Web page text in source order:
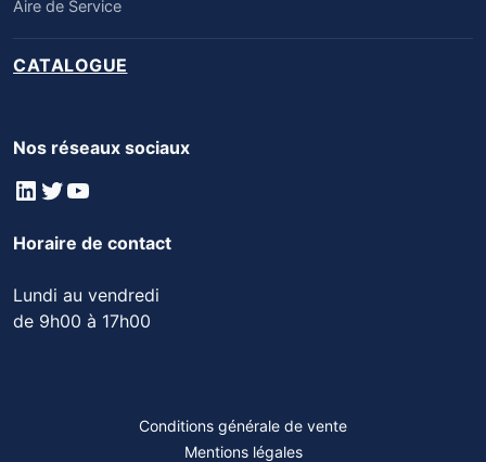
Aire de Service
CATALOGUE
Nos réseaux sociaux
LinkedIn
Twitter
YouTube
Horaire de contact
Lundi au vendredi
de 9h00 à 17h00
Conditions générale de vente
Mentions légales